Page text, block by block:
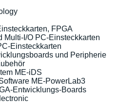
FPGA
Multi-I/O PC-Einsteckkarten
Einsteckkarten
und Peripherie
ME-iDS
ME-PowerLab3
Entwicklungs-Boards